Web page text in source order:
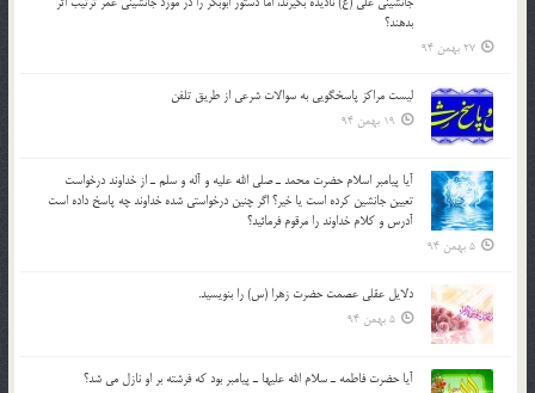
بدهند؟
27 بهمن 94
لیست مراکز پاسخگویی به سوالات شرعی از طریق تلفن
19 بهمن 94
آيا پيامبر اسلام حضرت محمد ـ صلي الله عليه و آله و سلم ـ از خداوند درخواست
تعيين جانشين کرده است يا خير؟ اگر چنين درخواستي شده خداوند چه پاسخ داده است
آدرس و کلام خداوند را مرقوم فرمائيد؟
5 بهمن 94
دلايل عقلي عصمت حضرت زهرا (س) را بنويسيد.
5 بهمن 94
آيا حضرت فاطمه ـ سلام الله عليها ـ پيامبر بود كه فرشته بر او نازل مي شد؟